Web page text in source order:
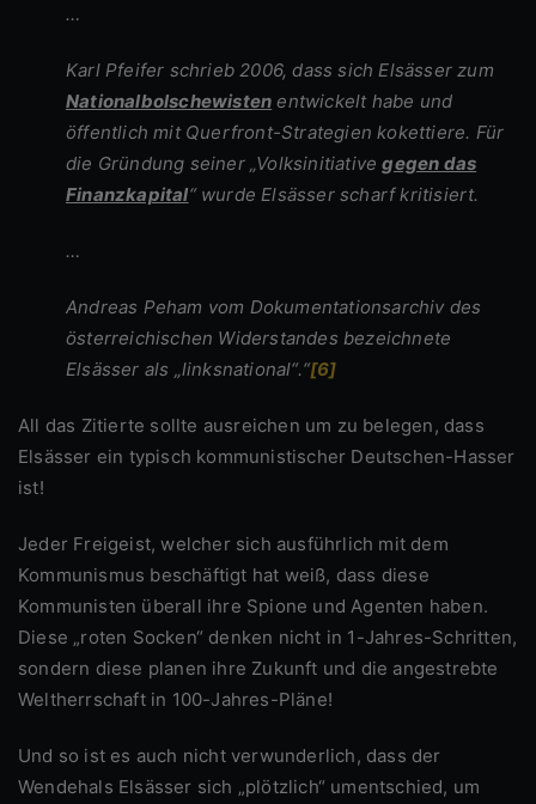
…
Karl Pfeifer schrieb 2006, dass sich Elsässer zum
Nationalbolschewisten entwickelt habe und
öffentlich mit Querfront-Strategien kokettiere. Für
die Gründung seiner „Volksinitiativegegen das
Finanzkapital“ wurde Elsässer scharf kritisiert.
…
Andreas Peham vom Dokumentationsarchiv des
österreichischen Widerstandes bezeichnete
Elsässer als „linksnational“.“[6]
All das Zitierte sollte ausreichen um zu belegen, dass
Elsässer ein typisch kommunistischer Deutschen-Hasser
ist!
Jeder Freigeist, welcher sich ausführlich mit dem
Kommunismus beschäftigt hat weiß, dass diese
Kommunisten überall ihre Spione und Agenten haben.
Diese „roten Socken“ denken nicht in 1-Jahres-Schritten,
sondern diese planen ihre Zukunft und die angestrebte
Weltherrschaft in 100-Jahres-Pläne!
Und so ist es auch nicht verwunderlich, dass der
Wendehals Elsässer sich „plötzlich“ umentschied, um